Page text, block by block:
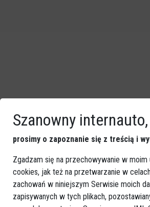
GOOGLE NEWS
Szanowny internauto,
prosimy o zapoznanie się z treścią i
Zgadzam się na przechowywanie w
cookies, jak też na przetwarzanie w
zachowań w niniejszym Serwisie moich
zapisywanych w tych plikach,